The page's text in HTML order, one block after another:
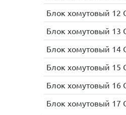
Блок хомутовый 12
Блок хомутовый 13
Блок хомутовый 14
Блок хомутовый 15
Блок хомутовый 16
Блок хомутовый 17